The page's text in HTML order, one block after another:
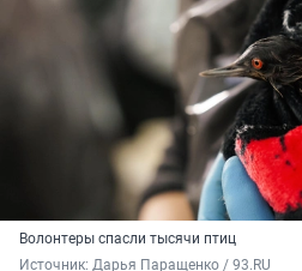
Волонтеры спасли тысячи птиц
Источник: Дарья Паращенко / 93.RU